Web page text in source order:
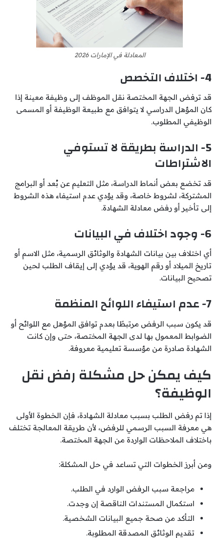
المعادلة في الإمارات 2026
4- اختلاف التخصص
قد ترفض الجهة المختصة نقل الموظف إلى وظيفة معينة إذا
كان المؤهل الدراسي لا يتوافق مع طبيعة الوظيفة أو المسمى
الوظيفي المطلوب.
5- الدراسة بطريقة لا تستوفي
الاشتراطات
قد تخضع بعض أنماط الدراسة، مثل التعليم عن بُعد أو البرامج
المشتركة، لشروط خاصة، وقد يؤدي عدم استيفاء هذه الشروط
إلى تأخير أو رفض معادلة الشهادة.
6- وجود اختلاف في البيانات
أي اختلاف بين بيانات الشهادة والوثائق الرسمية، مثل الاسم أو
تاريخ الميلاد أو رقم الهوية، قد يؤدي إلى إيقاف الطلب لحين
تصحيح البيانات.
7- عدم استيفاء اللوائح المنظمة
قد يكون سبب الرفض مرتبطًا بعدم توافق المؤهل مع اللوائح أو
الضوابط المعمول بها لدى الجهة المختصة، حتى وإن كانت
الشهادة صادرة من مؤسسة تعليمية معروفة.
كيف يمكن حل مشكلة رفض نقل
الوظيفة؟
إذا تم رفض الطلب بسبب معادلة الشهادة، فإن الخطوة الأولى
هي معرفة السبب الرسمي للرفض، لأن طريقة المعالجة تختلف
باختلاف الملاحظات الواردة من الجهة المختصة.
ومن أبرز الخطوات التي تساعد في حل المشكلة:
مراجعة سبب الرفض الوارد في الطلب.
استكمال المستندات الناقصة إن وجدت.
التأكد من صحة جميع البيانات الشخصية.
تقديم الوثائق المصدقة المطلوبة.